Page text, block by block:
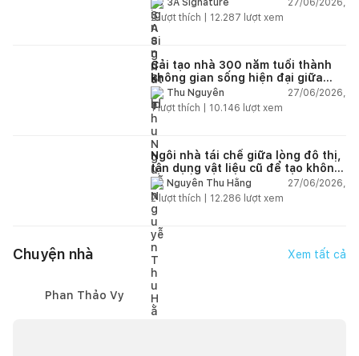
3A Signature
27/06/2026,
2lượt thích | 12.287 lượt xem
Cải tạo nhà 300 năm tuổi thành
không gian sống hiện đại giữa
thiên nhiên
Thu Nguyễn
27/06/2026,
1lượt thích | 10.146 lượt xem
Ngôi nhà tái chế giữa lòng đô thị,
tận dụng vật liệu cũ để tạo không
gian sống linh hoạt
Nguyễn Thu Hằng
27/06/2026,
2lượt thích | 12.286 lượt xem
Chuyện nhà Xem tất cả
Phan Thảo Vy